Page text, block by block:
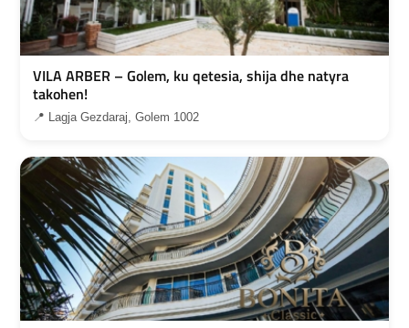
VILA ARBER – Golem, ku qetesia, shija dhe natyra
takohen!
📍 Lagja Gezdaraj, Golem 1002